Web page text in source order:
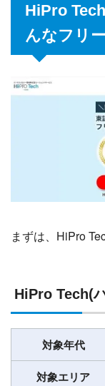
HiPro
んなフリ
まずは、HiPro
HiPro Tech(
対象年代
対象エリア